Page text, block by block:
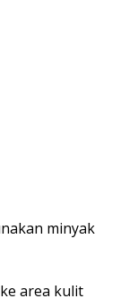
minyak
area kulit